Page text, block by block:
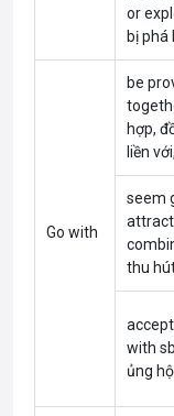
or
bị phá
Go with
be
hợp,
liền
seem
thu
with
ủng